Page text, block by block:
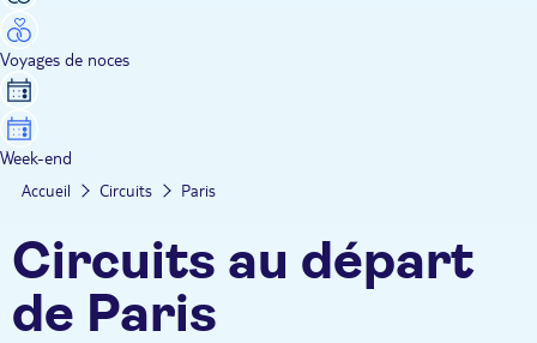
Voyages de noces
Week-end
Accueil Circuits Paris
Circuits au départ
de Paris